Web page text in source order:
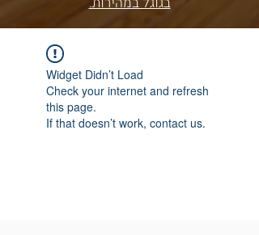
Widget Didn’t Load
Check your internet and refresh
this page.
If that doesn’t work, contact us.